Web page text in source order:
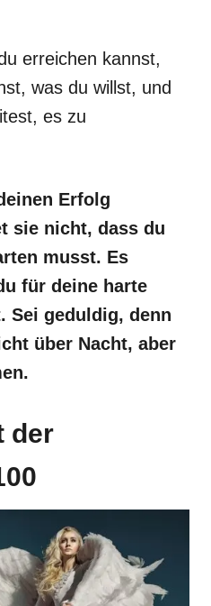
erreichen kannst,
was du willst, und
es zu
Erfolg
sie nicht, dass du
musst. Es
für deine harte
Sei geduldig, denn
über Nacht, aber
der